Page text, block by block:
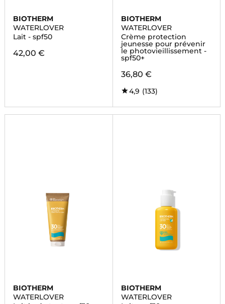
BIOTHERM
WATERLOVER
Lait - spf50
42,00 €
BIOTHERM
WATERLOVER
Crème protection
jeunesse pour prévenir
le photovieillissement -
spf50+
36,80 €
4,9 (133)
BIOTHERM
WATERLOVER
BIOTHERM
WATERLOVER